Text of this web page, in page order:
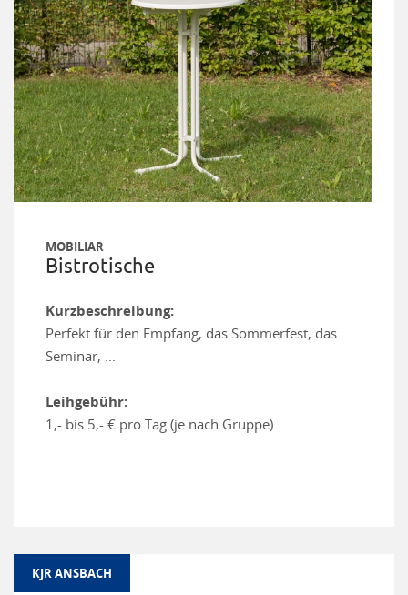
MOBILIAR
Bistrotische
Kurzbeschreibung:
Perfekt für den Empfang, das Sommerfest, das
Seminar, ...
Leihgebühr:
1,- bis 5,- € pro Tag (je nach Gruppe)
KJR ANSBACH